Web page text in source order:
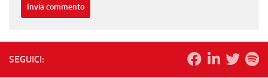
SEGUICI: